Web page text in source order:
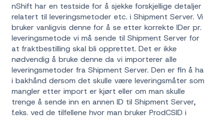
nShift har en testside for å sjekke forskjellige detaljer
relatert til leveringsmetoder etc. i Shipment Server. Vi
bruker vanligvis denne for å se etter korrekte IDer pr.
leveringsmetode vi må sende til Shipment Server for
at fraktbestilling skal bli opprettet. Det er ikke
nødvendig å bruke denne da vi importerer alle
leveringsmetoder fra Shipment Server. Den er fin å ha
i bakhånd dersom det skulle være leveringsmåter som
mangler etter import er kjørt eller om man skulle
trenge å sende inn en annen ID til Shipment Server,
f.eks. ved de tilfellene hvor man bruker ProdCSID i